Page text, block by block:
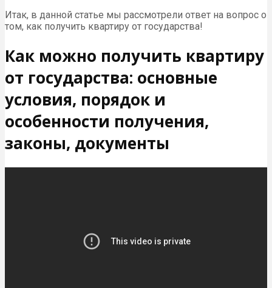
Итак, в данной статье мы рассмотрели ответ на вопрос о
том, как получить квартиру от государства!
Как можно получить квартиру
от государства: основные
условия, порядок и
особенности получения,
законы, документы